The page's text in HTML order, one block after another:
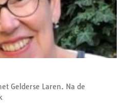
Gelderse Laren. Na de